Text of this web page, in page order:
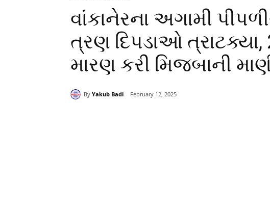
વાંકાનેરના અગામી
ત્રણ દિપડાઓ
મારણ કરી મિજબાની
By Yakub Badi February 12, 2025